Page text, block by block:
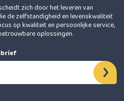
zich door het leveren van
de zelfstandigheid en levenskwaliteit
op kwaliteit en persoonlijke service,
oplossingen.